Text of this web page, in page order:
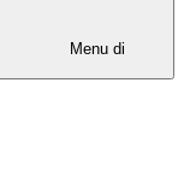
Menu di